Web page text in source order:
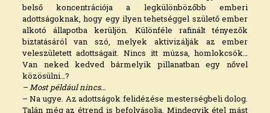
belső koncentrációja a legkülönbözőbb emberi
adottságoknak, hogy egy ilyen tehetséggel születő ember
alkotó állapotba kerüljön. Különféle rafinált tényezők
biztatásáról van szó, melyek aktivizálják az ember
veleszületett adottságait. Nincs itt múzsa, homlokcsók…
Van neked kedved bármelyik pillanatban egy nővel
közösülni…?
– Most például nincs…
– Na ugye. Az adottságok felidézése mesterségbeli dolog.
Talán még az étrend is befolyásolja. Mindegyik étel mást